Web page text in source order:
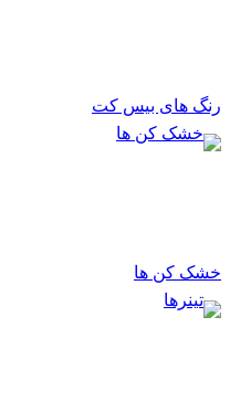
رنگ های بیس کت
خشک کن ها